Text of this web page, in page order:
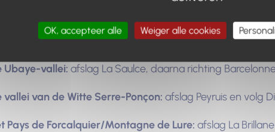
het departement Alpes de Haute Provence
en volg dan:
Ubaye-vallei: afslag La Saulce, daarna richting
vallei van de Witte Serre-Ponçon: afslag Peyruis en volg
Pays de Forcalquier/Montagne de Lure: afslag La
OK, accepteer alle Weiger alle cookies